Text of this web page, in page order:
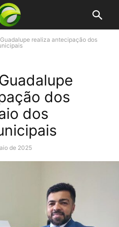
realiza antecipação dos
dos
dos
de 2025